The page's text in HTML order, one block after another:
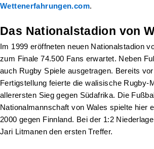
Wettenerfahrungen.com.
Das Nationalstadion von
Im 1999 eröffneten neuen Nationalstadion
zum Finale 74.500 Fans erwartet. Neben
auch Rugby Spiele ausgetragen. Bereits
Fertigstellung feierte die walisische Rugby-
allerersten Sieg gegen Südafrika. Die
Nationalmannschaft von Wales spielte hier
2000 gegen Finnland. Bei der 1:2
Jari Litmanen den ersten Treffer.